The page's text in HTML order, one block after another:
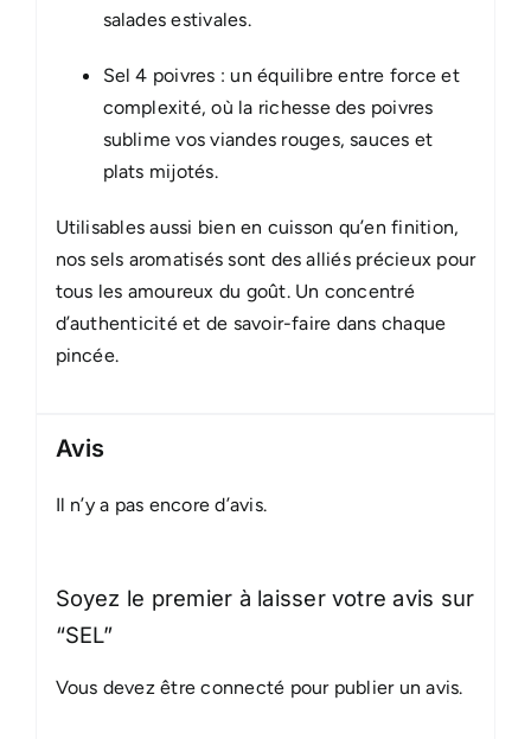
salades estivales.
Sel 4 poivres : un équilibre entre force et
complexité, où la richesse des poivres
sublime vos viandes rouges, sauces et
plats mijotés.
Utilisables aussi bien en cuisson qu’en finition,
nos sels aromatisés sont des alliés précieux pour
tous les amoureux du goût. Un concentré
d’authenticité et de savoir-faire dans chaque
pincée.
Avis
Il n’y a pas encore d’avis.
Soyez le premier à laisser votre avis sur
“SEL”
Vous devez êtreconnecté pour publier un avis.